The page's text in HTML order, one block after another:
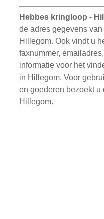
Hebbes kringloop -
de adres gegevens
Hillegom. Ook vindt u
faxnummer,
informatie voor het
in Hillegom. Voor
en goederen bezoekt
Hillegom.